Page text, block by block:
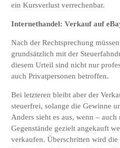
ein Kursverlust verrechenbar.
Internethandel: Verkauf auf
Nach der Rechtsprechung
grundsätzlich mit der
diesem Urteil sind nicht nur
auch Privatpersonen betroffen.
Bei letzteren bleibt aber der
steuerfrei, solange die Gewinne
Anders sieht es aus, wenn –
Gegenstände gezielt angekauft
verkaufen. Überschritten wird die